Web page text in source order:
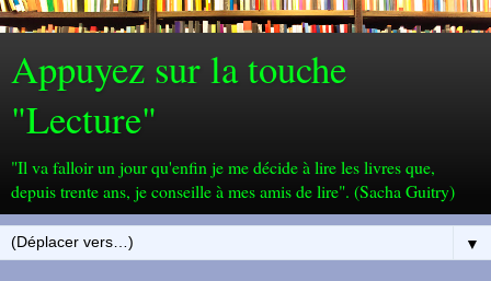
Appuyez sur la touche
"Lecture"
"Il va falloir un jour qu'enfin je me décide à lire les livres que,
depuis trente ans, je conseille à mes amis de lire". (Sacha Guitry)
▼